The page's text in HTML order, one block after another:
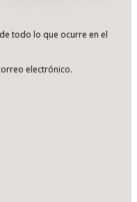
todo lo que ocurre en el
electrónico.